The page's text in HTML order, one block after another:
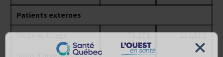
Patients externes
Visite au triage 71,27 $ 213,81 $
Soins d’urgences /